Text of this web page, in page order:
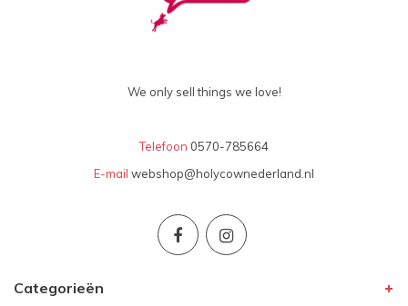
We only sell things we love!
Telefoon 0570-785664
E-mail webshop@holycownederland.nl
Categorieën